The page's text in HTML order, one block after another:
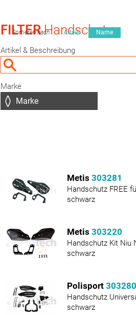
FILTERHandschutz
Sortieren nach Artikel Name
Artikel & Beschreibung
Marke
Metis 303281
Handschutz FREE
schwarz
Metis 303220
Handschutz Kit Niu
schwarz
Polisport 303280
Handschutz
schwarz